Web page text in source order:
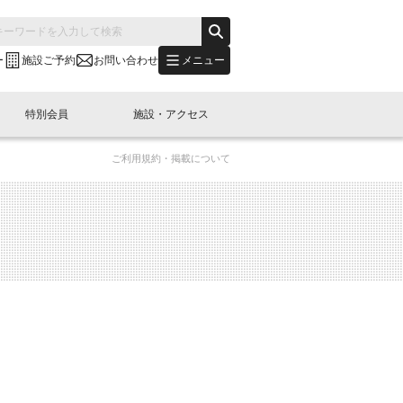
施設ご予約 お問い合わせ メニュー
別会員開催
展・参加
"LINK-BioBAY TOKYO"？
(News Letter)
コラム
ュース・事業紹介
ベント
LINK-J WEST
容
本橋エリアについて
特別会員
し込み
施設・アクセス
予約
ご利用規約・掲載について